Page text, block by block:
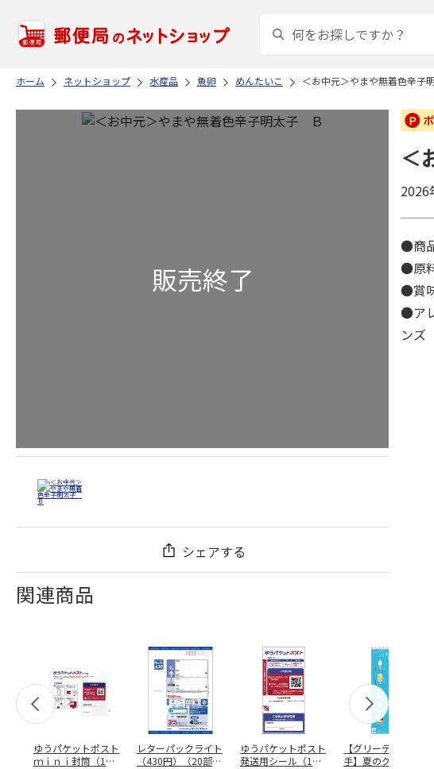
ホーム ネットショップ 水産品 魚卵 めんたいこ ＜お中元＞やまや無着色辛子
シェアする
関連商品
ゆうパケットポスト
ｍｉｎｉ封筒（1個
レターパックライト
（430円）（20部セ
ゆうパケットポスト
発送用シール（1個
【グリーティング切
手】夏のグリーティ
＜
2026
●商
●原
●賞
●ア
ンズ